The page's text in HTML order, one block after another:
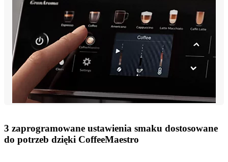
3 zaprogramowane ustawienia smaku dostosowane
do potrzeb dzięki CoffeeMaestro